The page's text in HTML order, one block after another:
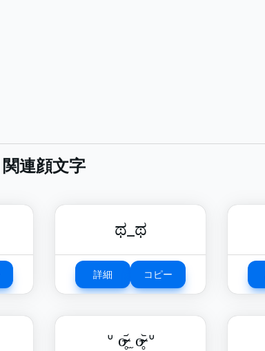
関連顔文字
ಥ_ಥ
詳細 コピー
ᐡ o̴̶̷̥᷄ ̫ o̴̶̷̥᷅ ᐡ